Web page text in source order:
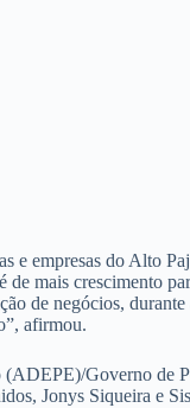
e empresas do Alto
mais crescimento
de negócios,
afirmou.
Governo de
Jonys Siqueira e